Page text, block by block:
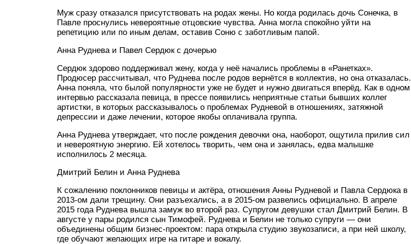
Муж сразу отказался присутствовать на родах жены. Но когда родилась дочь Сонечка, в
Павле проснулись невероятные отцовские чувства. Анна могла спокойно уйти на
репетицию или по иным делам, оставив Соню с заботливым папой.
Анна Руднева и Павел Сердюк с дочерью
Сердюк здорово поддерживал жену, когда у неё начались проблемы в «Ранетках».
Продюсер рассчитывал, что Руднева после родов вернётся в коллектив, но она отказалась.
Анна поняла, что былой популярности уже не будет и нужно двигаться вперёд. Как в одном
интервью рассказала певица, в прессе появились неприятные статьи бывших коллег
артистки, в которых рассказывалось о проблемах Рудневой в отношениях, затяжной
депрессии и даже лечении, которое якобы оплачивала группа.
Анна Руднева утверждает, что после рождения девочки она, наоборот, ощутила прилив сил
и невероятную энергию. Ей хотелось творить, чем она и занялась, едва малышке
исполнилось 2 месяца.
Дмитрий Белин и Анна Руднева
К сожалению поклонников певицы и актёра, отношения Анны Рудневой и Павла Сердюка в
2013-ом дали трещину. Они разъехались, а в 2015-ом развелись официально. В апреле
2015 года Руднева вышла замуж во второй раз. Супругом девушки стал Дмитрий Белин. В
августе у пары родился сын Тимофей. Руднева и Белин не только супруги — они
объединены общим бизнес-проектом: пара открыла студию звукозаписи, а при ней школу,
где обучают желающих игре на гитаре и вокалу.